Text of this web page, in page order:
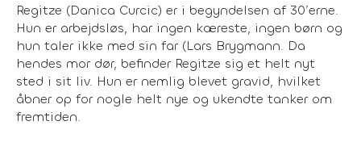
Regitze (Danica Curcic) er i begyndelsen af 30’erne.
Hun er arbejdsløs, har ingen kæreste, ingen børn og
hun taler ikke med sin far (Lars Brygmann. Da
hendes mor dør, befinder Regitze sig et helt nyt
sted i sit liv. Hun er nemlig blevet gravid, hvilket
åbner op for nogle helt nye og ukendte tanker om
fremtiden.